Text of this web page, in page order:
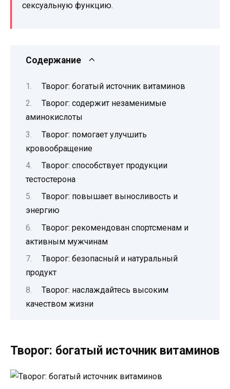
сексуальную функцию.
Содержание
Творог: богатый источник витаминов
Творог: содержит незаменимые
аминокислоты
Творог: помогает улучшить
кровообращение
Творог: способствует продукции
тестостерона
Творог: повышает выносливость и
энергию
Творог: рекомендован спортсменам и
активным мужчинам
Творог: безопасный и натуральный
продукт
Творог: наслаждайтесь высоким
качеством жизни
Творог: богатый источник витаминов